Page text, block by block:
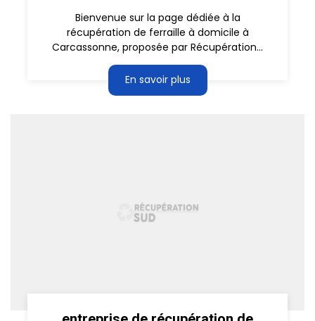
Bienvenue sur la page dédiée à la
récupération de ferraille à domicile à
Carcassonne, proposée par Récupération...
En savoir plus